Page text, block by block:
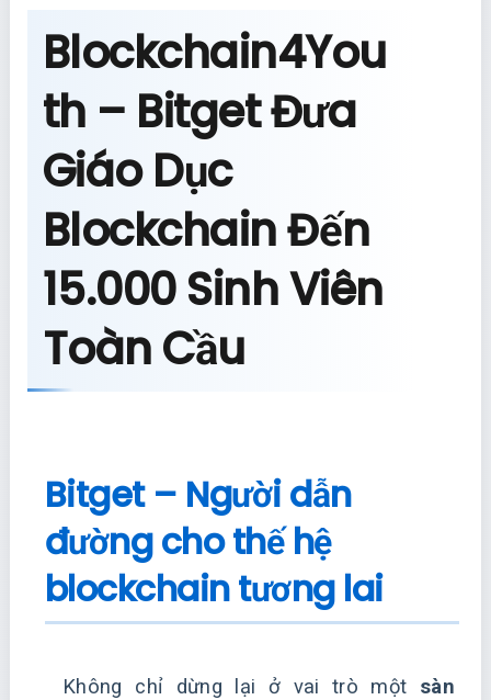
Blockchain4You
th – Bitget Đưa
Giáo Dục
Blockchain Đến
15.000 Sinh Viên
Toàn Cầu
Bitget – Người dẫn
đường cho thế hệ
blockchain tương lai
Không chỉ dừng lại ở vai trò một sàn